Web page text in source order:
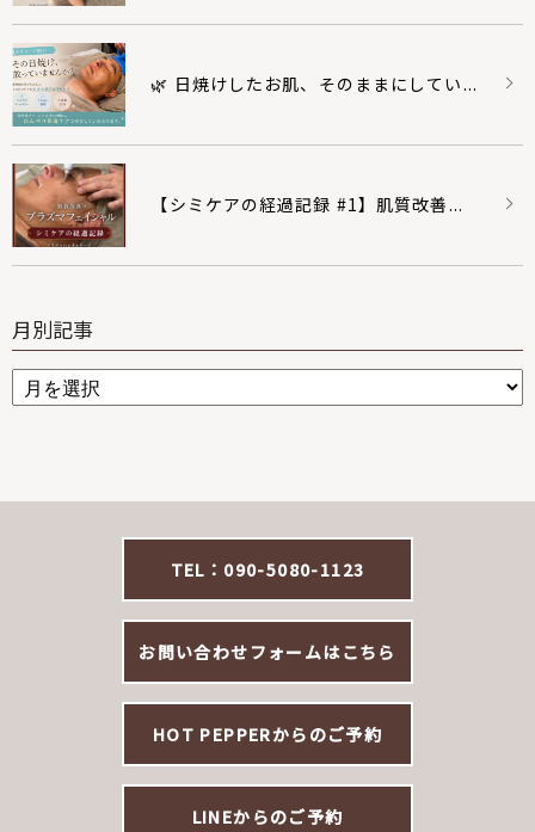
🌿 日焼けしたお肌、そのままにしてい...
【シミケアの経過記録 #1】肌質改善...
月別記事
TEL：090-5080-1123
お問い合わせフォームはこちら
HOT PEPPERからのご予約
LINEからのご予約